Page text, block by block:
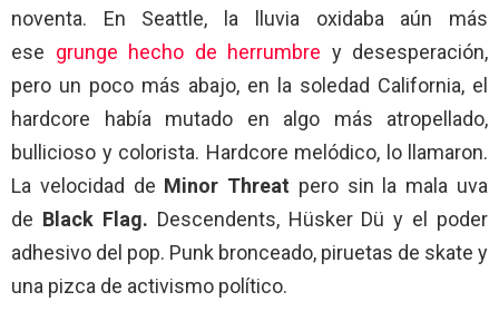
noventa. En Seattle, la lluvia oxidaba aún más
ese grunge hecho de herrumbre y desesperación,
pero un poco más abajo, en la soledad California, el
hardcore había mutado en algo más atropellado,
bullicioso y colorista. Hardcore melódico, lo llamaron.
La velocidad de Minor Threat pero sin la mala uva
de Black Flag. Descendents, Hüsker Dü y el poder
adhesivo del pop. Punk bronceado, piruetas de skate y
una pizca de activismo político.